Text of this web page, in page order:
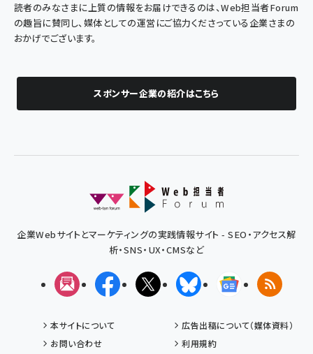
読者のみなさまに上質の情報をお届けできるのは、Web担当者Forum
の趣旨に賛同し、媒体としての運営にご協力くださっている企業さまの
おかげでございます。
スポンサー企業の紹介はこちら
企業Webサイトとマーケティングの実践情報サイト - SEO・アクセス解
析・SNS・UX・CMSなど
メルマガFacebookX(エックス)BlueskyGoogleニュ
RSS
本サイトについて
広告出稿について（媒体資料）
お問い合わせ
利用規約